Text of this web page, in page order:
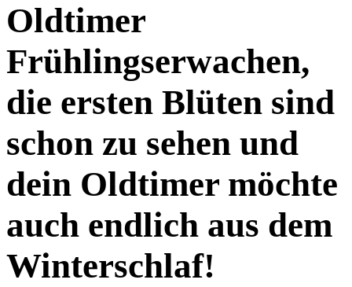
Oldtimer
Frühlingserwachen,
die ersten Blüten sind
schon zu sehen und
dein Oldtimer möchte
auch endlich aus dem
Winterschlaf!